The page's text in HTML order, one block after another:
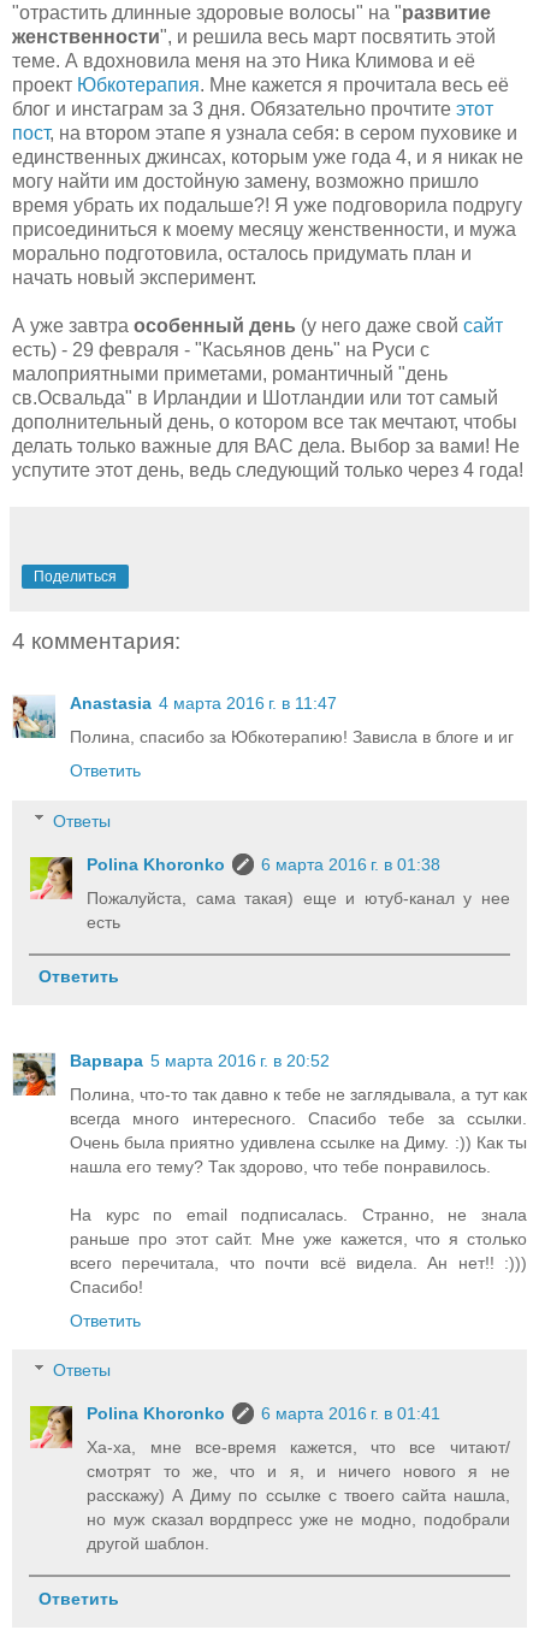
"отрастить длинные здоровые волосы" на "развитие
женственности", и решила весь март посвятить этой
теме. А вдохновила меня на это Ника Климова и её
проект Юбкотерапия. Мне кажется я прочитала весь её
блог и инстаграм за 3 дня. Обязательно прочтите этот
пост, на втором этапе я узнала себя: в сером пуховике и
единственных джинсах, которым уже года 4, и я никак не
могу найти им достойную замену, возможно пришло
время убрать их подальше?! Я уже подговорила подругу
присоединиться к моему месяцу женственности, и мужа
морально подготовила, осталось придумать план и
начать новый эксперимент.
А уже завтра особенный день (у него даже свой сайт
есть) - 29 февраля - "Касьянов день" на Руси с
малоприятными приметами, романтичный "день
св.Освальда" в Ирландии и Шотландии или тот самый
дополнительный день, о котором все так мечтают, чтобы
делать только важные для ВАС дела. Выбор за вами! Не
успутите этот день, ведь следующий только через 4 года!
Поделиться
4 комментария:
Anastasia 4 марта 2016 г. в 11:47
Полина, спасибо за Юбкотерапию! Зависла в блоге и иг
Ответить
Ответы
Polina Khoronko
6 марта 2016 г. в 01:38
Пожалуйста, сама такая) еще и ютуб-канал у нее
есть
Ответить
Варвара 5 марта 2016 г. в 20:52
Полина, что-то так давно к тебе не заглядывала, а тут как
всегда много интересного. Спасибо тебе за ссылки.
Очень была приятно удивлена ссылке на Диму. :)) Как ты
нашла его тему? Так здорово, что тебе понравилось.
На курс по email подписалась. Странно, не знала
раньше про этот сайт. Мне уже кажется, что я столько
всего перечитала, что почти всё видела. Ан нет!! :)))
Спасибо!
Ответить
Ответы
Polina Khoronko
6 марта 2016 г. в 01:41
Ха-ха, мне все-время кажется, что все читают/
смотрят то же, что и я, и ничего нового я не
расскажу) А Диму по ссылке с твоего сайта нашла,
но муж сказал вордпресс уже не модно, подобрали
другой шаблон.
Ответить